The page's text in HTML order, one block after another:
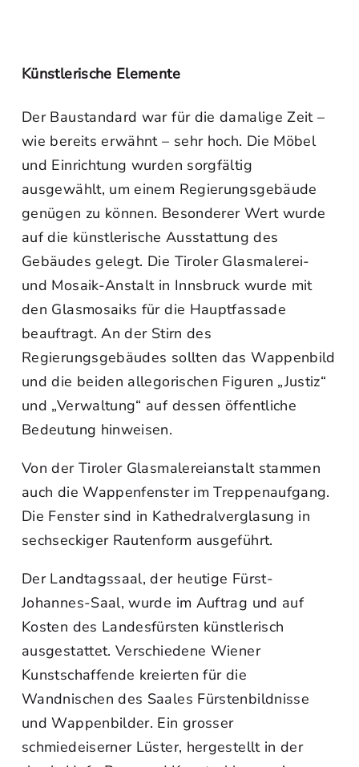
Künstlerische Elemente
Der Baustandard war für die damalige Zeit –
wie bereits erwähnt – sehr hoch. Die Möbel
und Einrichtung wurden sorgfältig
ausgewählt, um einem Regierungsgebäude
genügen zu können. Besonderer Wert wurde
auf die künstlerische Ausstattung des
Gebäudes gelegt. Die Tiroler Glasmalerei-
und Mosaik-Anstalt in Innsbruck wurde mit
den Glasmosaiks für die Hauptfassade
beauftragt. An der Stirn des
Regierungsgebäudes sollten das Wappenbild
und die beiden allegorischen Figuren „Justiz“
und „Verwaltung“ auf dessen öffentliche
Bedeutung hinweisen.
Von der Tiroler Glasmalereianstalt stammen
auch die Wappenfenster im Treppenaufgang.
Die Fenster sind in Kathedralverglasung in
sechseckiger Rautenform ausgeführt.
Der Landtagssaal, der heutige Fürst-
Johannes-Saal, wurde im Auftrag und auf
Kosten des Landesfürsten künstlerisch
ausgestattet. Verschiedene Wiener
Kunstschaffende kreierten für die
Wandnischen des Saales Fürstenbildnisse
und Wappenbilder. Ein grosser
schmiedeiserner Lüster, hergestellt in der